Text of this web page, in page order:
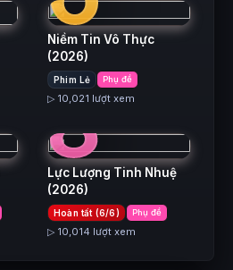
Niềm Tin Vô Thực
(2026)
Phim Lẻ Phụ đề
▷ 10,021 lượt xem
8
Lực Lượng Tinh Nhuệ
(2026)
Hoàn tất (6/6) Phụ đề
▷ 10,014 lượt xem